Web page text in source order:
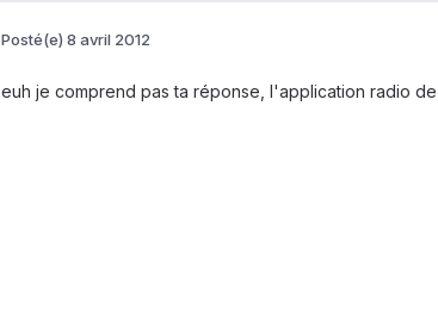
Posté(e) 8 avril 2012
euh je comprend pas ta réponse, l'application radio